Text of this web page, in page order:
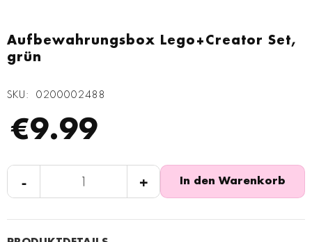
Aufbewahrungsbox Lego+Creator Set,
grün
SKU 0200002488
€9.99
- + In den Warenkorb
Anfang
der
Bildgalerie